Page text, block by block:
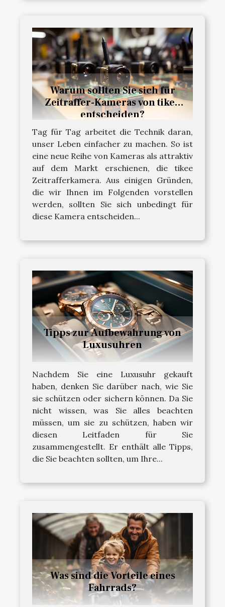
Warum sollten Sie sich für
Zeitraffer-Kameras von tikee
entscheiden?
Tag für Tag arbeitet die Technik daran,
unser Leben einfacher zu machen. So ist
eine neue Reihe von Kameras als attraktiv
auf dem Markt erschienen, die tikee
Zeitrafferkamera. Aus einigen Gründen,
die wir Ihnen im Folgenden vorstellen
werden, sollten Sie sich unbedingt für
diese Kamera entscheiden...
Tipps zur Aufbewahrung von
Luxusuhren
Nachdem Sie eine Luxusuhr gekauft
haben, denken Sie darüber nach, wie Sie
sie schützen oder sichern können. Da Sie
nicht wissen, was Sie alles beachten
müssen, um sie zu schützen, haben wir
diesen Leitfaden für Sie
zusammengestellt. Er enthält alle Tipps,
die Sie beachten sollten, um Ihre...
Was sind die Vorteile eines
Fahrrads?